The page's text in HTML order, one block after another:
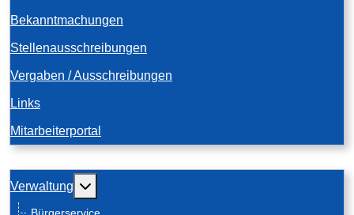
Bekanntmachungen
Stellenausschreibungen
Vergaben / Ausschreibungen
Links
Mitarbeiterportal
Verwaltung Weitere Informationen: Verwaltung
Bürgerservice